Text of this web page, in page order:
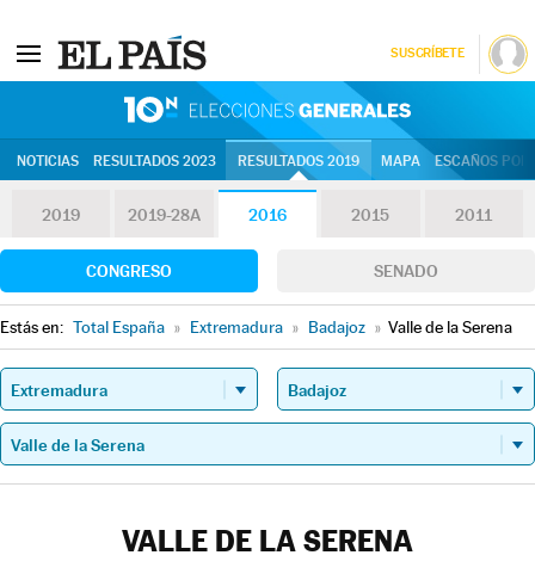
SUSCRÍBETE
NOTICIAS RESULTADOS 2023 RESULTADOS 2019 MAPA ESCAÑOS
2019 2019-28A 2016 2015 2011
CONGRESO SENADO
Estás en: Total España » Extremadura » Badajoz » Valle de la Serena
VALLE DE LA SERENA